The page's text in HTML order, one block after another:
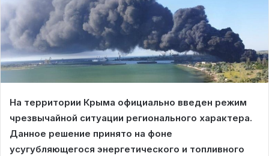
На территории Крыма официально введен режим
чрезвычайной ситуации регионального характера.
Данное решение принято на фоне
усугубляющегося энергетического и топливного